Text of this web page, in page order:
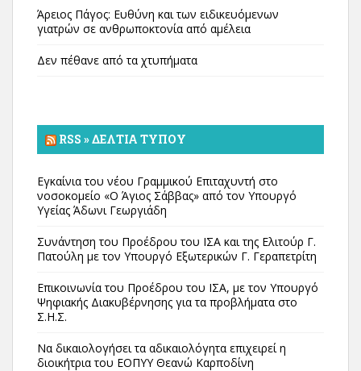
Άρειος Πάγος: Ευθύνη και των ειδικευόμενων
γιατρών σε ανθρωποκτονία από αμέλεια
Δεν πέθανε από τα χτυπήματα
RSS » ΔΕΛΤΊΑ ΤΎΠΟΥ
Εγκαίνια του νέου Γραμμικού Επιταχυντή στο
νοσοκομείο «Ο Άγιος Σάββας» από τον Υπουργό
Υγείας Άδωνι Γεωργιάδη
Συνάντηση του Προέδρου του ΙΣΑ και της Ελιτούρ Γ.
Πατούλη με τον Υπουργό Εξωτερικών Γ. Γεραπετρίτη
Επικοινωνία του Προέδρου του ΙΣΑ, με τον Υπουργό
Ψηφιακής Διακυβέρνησης για τα προβλήματα στο
Σ.Η.Σ.
Να δικαιολογήσει τα αδικαιολόγητα επιχειρεί η
διοικήτρια του ΕΟΠΥΥ Θεανώ Καρποδίνη